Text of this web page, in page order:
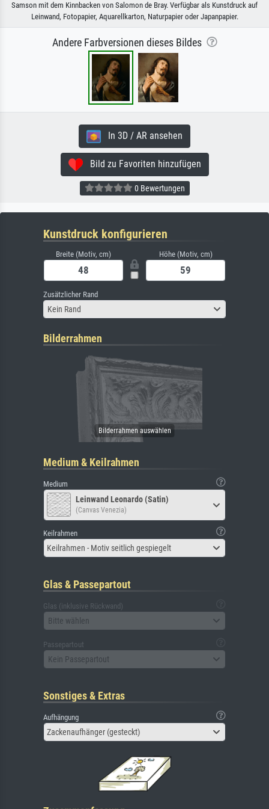
Samson mit dem Kinnbacken von Salomon de Bray. Verfügbar als Kunstdruck auf
Leinwand, Fotopapier, Aquarellkarton, Naturpapier oder Japanpapier.
Andere Farbversionen dieses Bildes
In 3D / AR ansehen
Bild zu Favoriten hinzufügen
0 Bewertungen
Kunstdruck konfigurieren
Breite (Motiv, cm) Höhe (Motiv, cm)
Zusätzlicher Rand
Kein Rand
Bilderrahmen
Medium & Keilrahmen
Medium
Leinwand Leonardo (Satin)
(Canvas Venezia)
Keilrahmen
Keilrahmen - Motiv seitlich gespiegelt
Glas & Passepartout
Glas (inklusive Rückwand)
Bitte wählen
Passepartout
Kein Passepartout
Sonstiges & Extras
Aufhängung
Zackenaufhänger (gesteckt)